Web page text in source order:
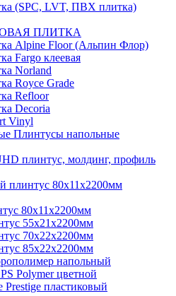
(SPC, LVT, ПВХ плитка)
ПЛИТКА
Alpine Floor (Альпин Флор)
Fargo клеевая
Norland
Royce Grade
Refloor
Decoria
Vinyl
Плинтусы напольные
плинтус, молдинг, профиль
плинтус 80х11х2200мм
80х11х2200мм
55х21х2200мм
70х22х2200мм
85х22х2200мм
напольный
Polymer цветной
пластиковый